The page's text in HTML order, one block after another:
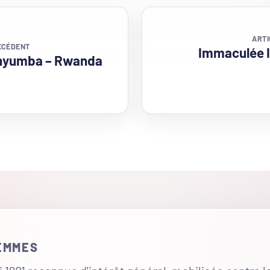
– Rwanda Immaculée